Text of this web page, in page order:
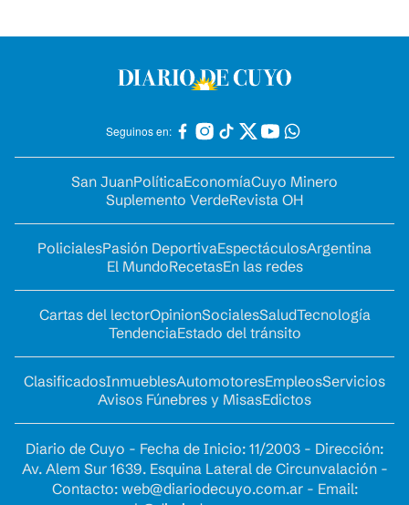
Seguinos en:
San JuanPolíticaEconomíaCuyo Minero
Suplemento VerdeRevista OH
PolicialesPasión DeportivaEspectáculosArgentina
El MundoRecetasEn las redes
Cartas del lectorOpinionSocialesSaludTecnología
TendenciaEstado del tránsito
ClasificadosInmueblesAutomotoresEmpleosServicios
Avisos Fúnebres y MisasEdictos
Diario de Cuyo - Fecha de Inicio: 11/2003 - Dirección:
Av. Alem Sur 1639. Esquina Lateral de Circunvalación -
Contacto: web@diariodecuyo.com.ar- Email: